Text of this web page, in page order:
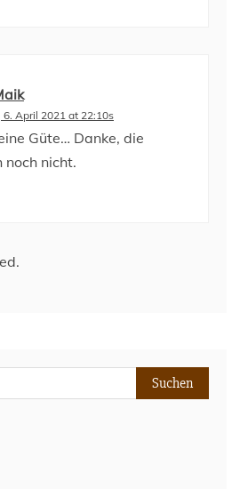
6. April 2021 at 22:10s
Güte… Danke, die
noch nicht.